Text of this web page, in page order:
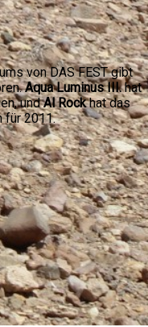
von DAS FEST gibt
Aqua Luminus III.hat
undAl Rockhat das
für 2011.